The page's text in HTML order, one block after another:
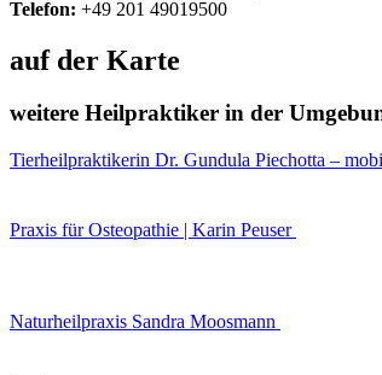
Telefon: +49 201 49019500
auf der Karte
weitere Heilpraktiker in der
Tierheilpraktikerin Dr. Gundula Piechotta –
Praxis für Osteopathie | Karin Peuser
Naturheilpraxis Sandra Moosmann